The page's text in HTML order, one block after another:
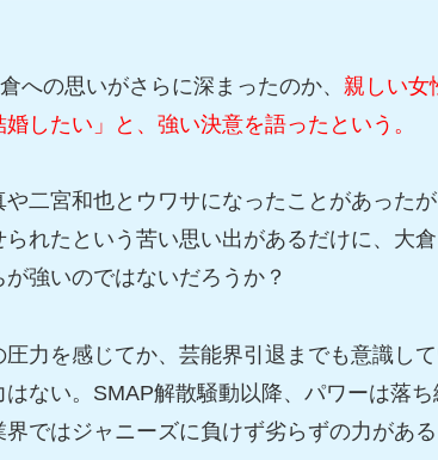
への思いがさらに深まったのか、 親しい女
したい」と、強い決意を語ったという。
二宮和也とウワサになったことがあった
れたという苦い思い出があるだけに、大
強いのではないだろうか？
力を感じてか、芸能界引退までも意識し
ない。SMAP解散騒動以降、パワーは落
ではジャニーズに負けず劣らずの力がある